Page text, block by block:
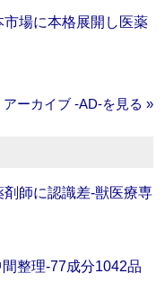
場に本格展開し医薬
ーカイブ ‐AD‐を見る »
剤師に認識差‐獣医療専
整理‐77成分1042品